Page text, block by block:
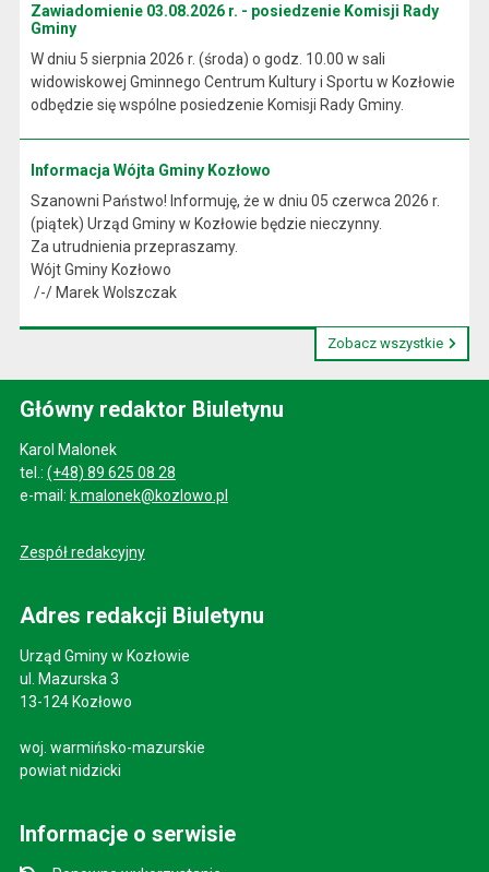
Zawiadomienie 03.08.2026 r. - posiedzenie Komisji Rady
Gminy
W dniu 5 sierpnia 2026 r. (środa) o godz. 10.00 w sali
widowiskowej Gminnego Centrum Kultury i Sportu w Kozłowie
odbędzie się wspólne posiedzenie Komisji Rady Gminy.
Informacja Wójta Gminy Kozłowo
Szanowni Państwo! Informuję, że w dniu 05 czerwca 2026 r.
(piątek) Urząd Gminy w Kozłowie będzie nieczynny.
Za utrudnienia przepraszamy.
Wójt Gminy Kozłowo
/-/ Marek Wolszczak
Zobacz wszystkie
Główny redaktor Biuletynu
Karol Malonek
tel.: (+48) 89 625 08 28
e-mail: k.malonek@kozlowo.pl
Zespół redakcyjny
Adres redakcji Biuletynu
Urząd Gminy w Kozłowie
ul. Mazurska 3
13-124 Kozłowo
woj. warmińsko-mazurskie
powiat nidzicki
Informacje o serwisie